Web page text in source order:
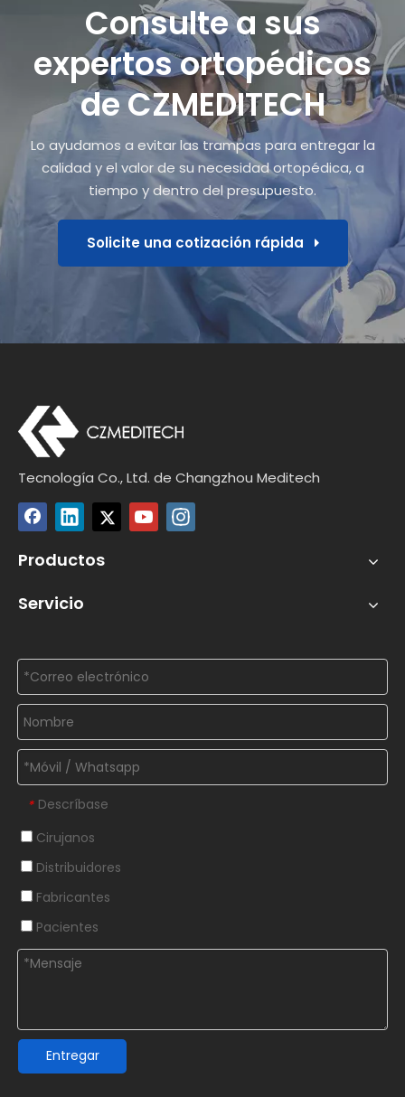
Consulte a sus
expertos ortopédicos
de CZMEDITECH
Lo ayudamos a evitar las trampas para entregar la
calidad y el valor de su necesidad ortopédica, a
tiempo y dentro del presupuesto.
Solicite una cotización rápida
Tecnología Co., Ltd. de Changzhou Meditech
Productos
Servicio
* Descríbase
Cirujanos
Distribuidores
Fabricantes
Pacientes
Entregar